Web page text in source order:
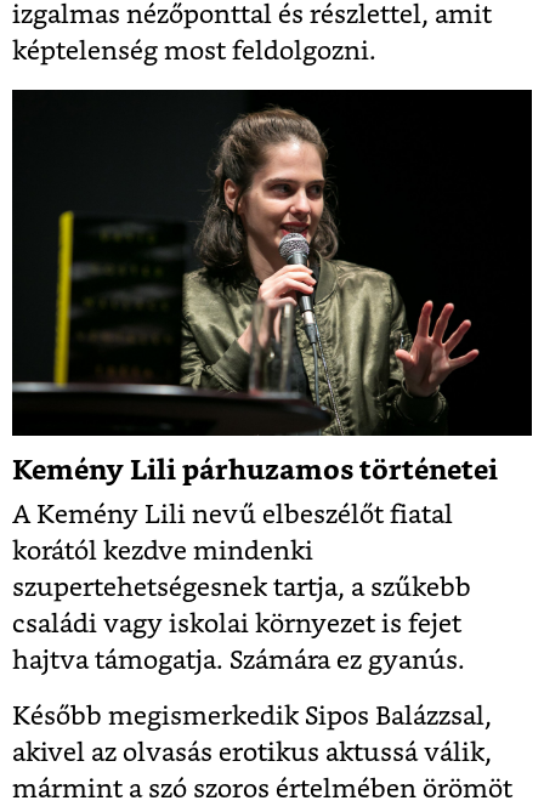
izgalmas nézőponttal és részlettel, amit
képtelenség most feldolgozni.
Kemény Lili párhuzamos történetei
A Kemény Lili nevű elbeszélőt fiatal
korától kezdve mindenki
szupertehetségesnek tartja, a szűkebb
családi vagy iskolai környezet is fejet
hajtva támogatja. Számára ez gyanús.
Később megismerkedik Sipos Balázzsal,
akivel az olvasás erotikus aktussá válik,
mármint a szó szoros értelmében örömöt